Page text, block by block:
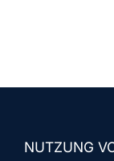
NUTZUNG